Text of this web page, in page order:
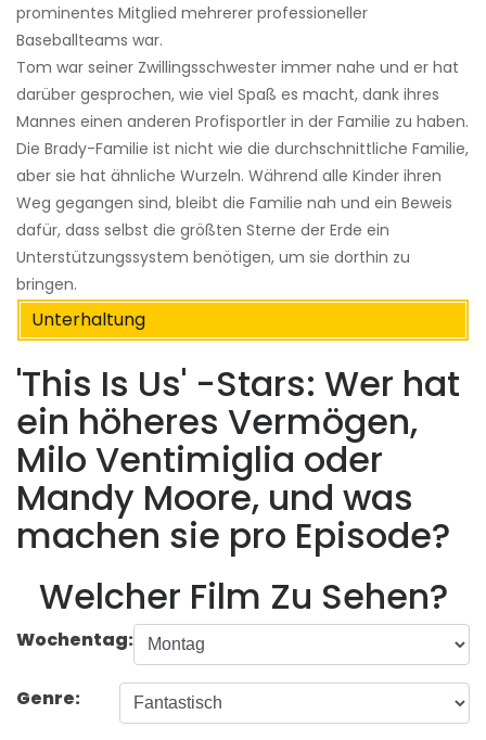
prominentes Mitglied mehrerer professioneller
Baseballteams war.
Tom war seiner Zwillingsschwester immer nahe und er hat
darüber gesprochen, wie viel Spaß es macht, dank ihres
Mannes einen anderen Profisportler in der Familie zu haben.
Die Brady-Familie ist nicht wie die durchschnittliche Familie,
aber sie hat ähnliche Wurzeln. Während alle Kinder ihren
Weg gegangen sind, bleibt die Familie nah und ein Beweis
dafür, dass selbst die größten Sterne der Erde ein
Unterstützungssystem benötigen, um sie dorthin zu
bringen.
Unterhaltung
'This Is Us' -Stars: Wer hat
ein höheres Vermögen,
Milo Ventimiglia oder
Mandy Moore, und was
machen sie pro Episode?
Welcher Film Zu Sehen?
Wochentag:
Genre: